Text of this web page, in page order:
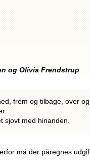
og Olivia Frendstrup
frem og tilbage, over og
sjovt med hinanden.
må der påregnes